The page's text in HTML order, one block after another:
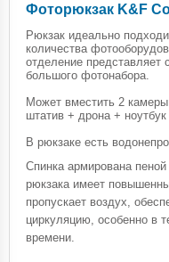
Фоторюкзак K&F
Рюкзак идеально
количества
отделение представляет
большого фотонабора.
Может вместить 2
штатив + дрона +
В рюкзаке есть
Спинка армирована
рюкзака имеет
пропускает воздух,
циркуляцию, особенно в
времени.